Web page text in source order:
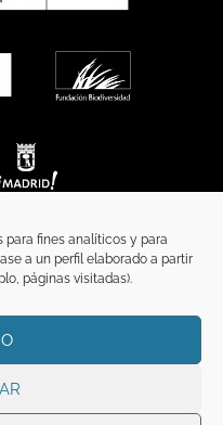
para fines analíticos y para
a un perfil elaborado a partir
páginas visitadas).
de los derechos de propiedad